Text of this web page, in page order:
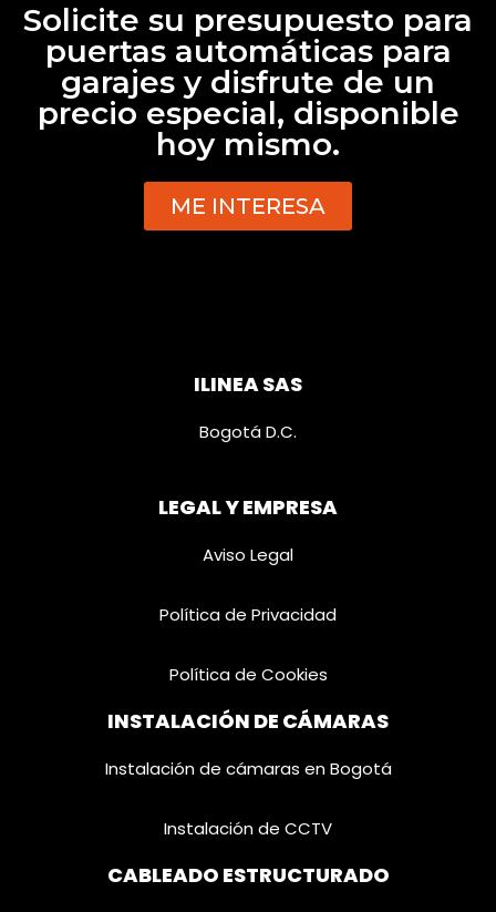
Solicite su presupuesto para
puertas automáticas para
garajes y disfrute de un
precio especial, disponible
hoy mismo.
ME INTERESA
ILINEA SAS
Bogotá D.C.
LEGAL Y EMPRESA
Aviso Legal
Política de Privacidad
Política de Cookies
INSTALACIÓN DE CÁMARAS
Instalación de cámaras en Bogotá
Instalación de CCTV
CABLEADO ESTRUCTURADO